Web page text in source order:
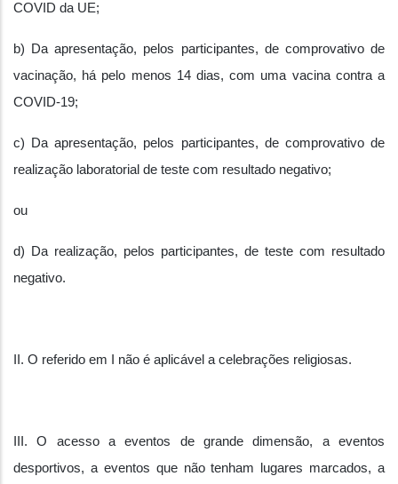
COVID da UE;
b) Da apresentação, pelos participantes, de comprovativo de
vacinação, há pelo menos 14 dias, com uma vacina contra a
COVID-19;
c) Da apresentação, pelos participantes, de comprovativo de
realização laboratorial de teste com resultado negativo;
ou
d) Da realização, pelos participantes, de teste com resultado
negativo.
II. O referido em I não é aplicável a celebrações religiosas.
III. O acesso a eventos de grande dimensão, a eventos
desportivos, a eventos que não tenham lugares marcados, a